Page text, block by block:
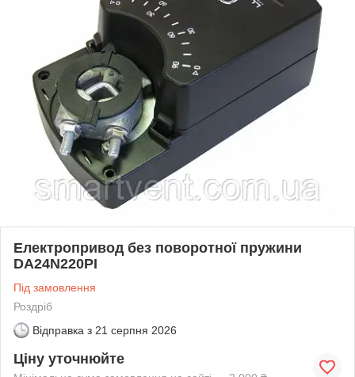
Електропривод без поворотної пружини
DA24N220PI
Під замовлення
Роздріб
Відправка з 21 серпня 2026
Ціну уточнюйте